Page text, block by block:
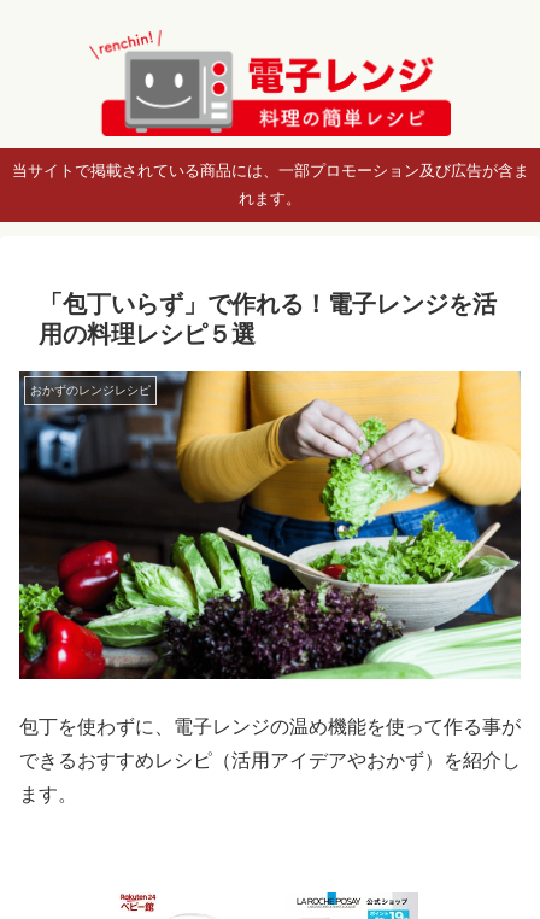
当サイトで掲載されている商品には、一部プロモーション及び広告が含ま
れます。
「包丁いらず」で作れる！電子レンジを活
用の料理レシピ５選
おかずのレンジレシピ
包丁を使わずに、電子レンジの温め機能を使って作る事が
できるおすすめレシピ（活用アイデアやおかず）を紹介し
ます。